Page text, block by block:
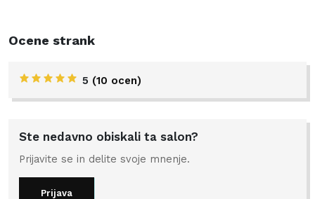
Ocene strank
5 (10 ocen)
Ste nedavno obiskali ta salon?
Prijavite se in delite svoje mnenje.
Prijava